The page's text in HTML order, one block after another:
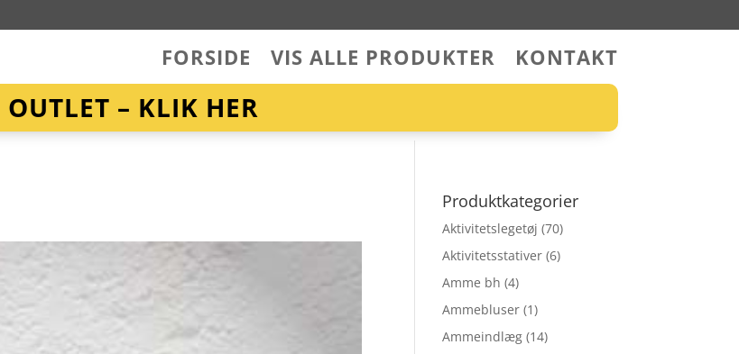
FORSIDE VIS ALLE PRODUKTER KONTAKT
OUTLET – KLIK HER
Produktkategorier
Aktivitetslegetøj (70)
Aktivitetsstativer (6)
Amme bh (4)
Ammebluser (1)
Ammeindlæg (14)